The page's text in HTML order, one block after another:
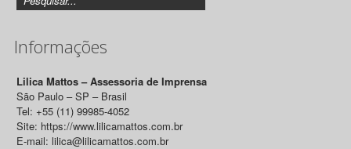
Informações
Lilica Mattos – Assessoria de Imprensa
São Paulo – SP – Brasil
Tel: +55 (11) 99985-4052
Site: https://www.lilicamattos.com.br
E-mail: lilica@lilicamattos.com.br